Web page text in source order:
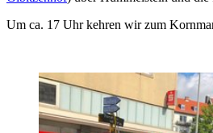
Um ca. 17 Uhr kehren wir zum